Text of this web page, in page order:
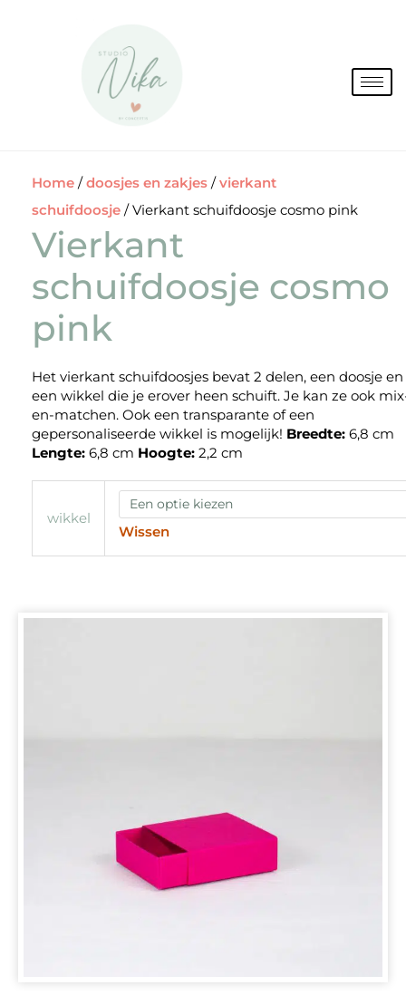
Home /doosjes en zakjes /vierkant
schuifdoosje / Vierkant schuifdoosje cosmo pink
Vierkant
schuifdoosje cosmo
pink
Het vierkant schuifdoosjes bevat 2 delen, een doosje en
een wikkel die je erover heen schuift. Je kan ze ook
en-matchen. Ook een transparante of een
gepersonaliseerde wikkel is mogelijk! Breedte: 6,8 cm
Lengte: 6,8 cm Hoogte: 2,2 cm
wikkel
Wissen